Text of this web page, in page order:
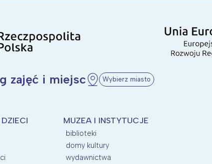
zajęć i miejsc Wybierz miasto
MUZEA I INSTYTUCJE
biblioteki
domy kultury
wydawnictwa